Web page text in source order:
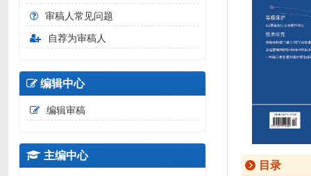
目录
审稿人常见问题
自荐为审稿人
编辑中心
编辑审稿
主编中心